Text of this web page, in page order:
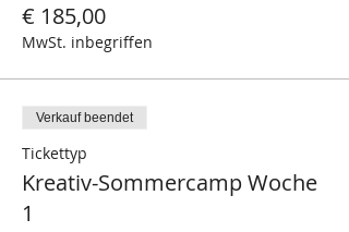
€ 185,00
MwSt. inbegriffen
Verkauf beendet
Tickettyp
Kreativ-Sommercamp Woche
1